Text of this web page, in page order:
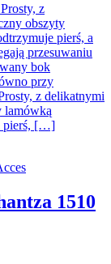
z
obszyty
pierś, a
przesuwaniu
bok
przy
z delikatnymi
lamówką
pierś, […]
1510